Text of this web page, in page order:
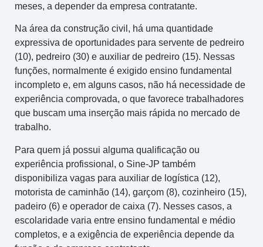
meses, a depender da empresa contratante.
Na área da construção civil, há uma quantidade
expressiva de oportunidades para servente de pedreiro
(10), pedreiro (30) e auxiliar de pedreiro (15). Nessas
funções, normalmente é exigido ensino fundamental
incompleto e, em alguns casos, não há necessidade de
experiência comprovada, o que favorece trabalhadores
que buscam uma inserção mais rápida no mercado de
trabalho.
Para quem já possui alguma qualificação ou
experiência profissional, o Sine-JP também
disponibiliza vagas para auxiliar de logística (12),
motorista de caminhão (14), garçom (8), cozinheiro (15),
padeiro (6) e operador de caixa (7). Nesses casos, a
escolaridade varia entre ensino fundamental e médio
completos, e a exigência de experiência depende da